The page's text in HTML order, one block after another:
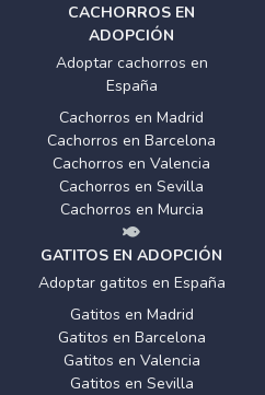
CACHORROS EN
ADOPCIÓN
Adoptar cachorros en
España
Cachorros en Madrid
Cachorros en Barcelona
Cachorros en Valencia
Cachorros en Sevilla
Cachorros en Murcia
GATITOS EN ADOPCIÓN
Adoptar gatitos en España
Gatitos en Madrid
Gatitos en Barcelona
Gatitos en Valencia
Gatitos en Sevilla